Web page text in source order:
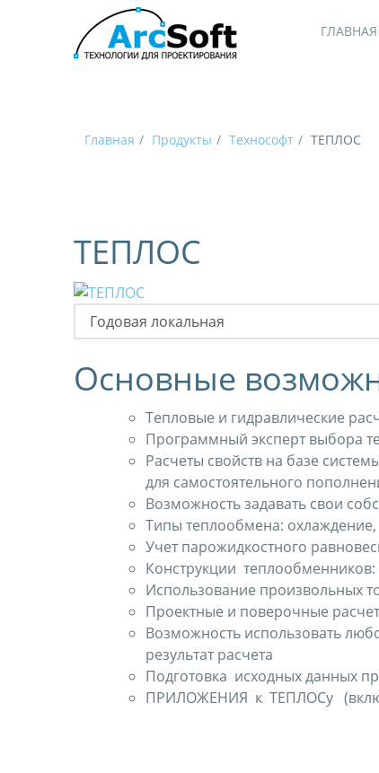
ГЛАВНАЯ
Главная Продукты Технософт ТЕПЛОС
ТЕПЛОС
Основные
Тепловые и гидравлические
Программный эксперт выбора
Расчеты свойств на базе
для самостоятельного
Возможность задавать свои
Типы теплообмена: охлаждение,
Учет парожидкостного
Конструкции
Использование произвольных
Проектные и поверочные
Возможность использовать
результат расчета
Подготовка исходных данных
ПРИЛОЖЕНИЯ к ТЕПЛОСу